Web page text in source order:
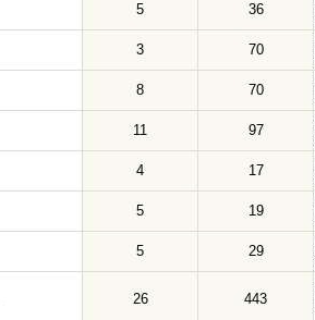
5 36
3 70
8 70
11 97
4 17
5 19
5 29
26 443